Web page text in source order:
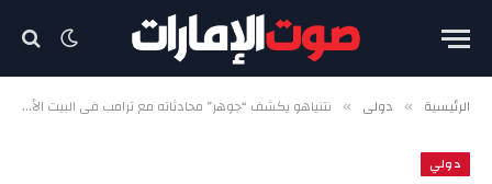
الرئيسية » دولي » نتنياهو يكشف “جوهر” محادثاته مع ترامب في البيت الأبيض
دولي